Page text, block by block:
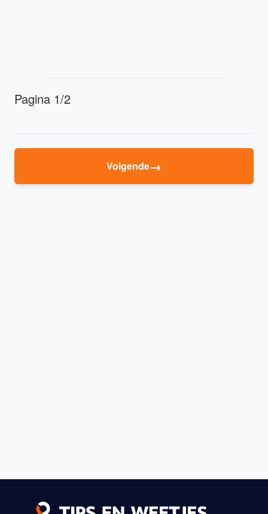
Pagina 1/2
Volgende→